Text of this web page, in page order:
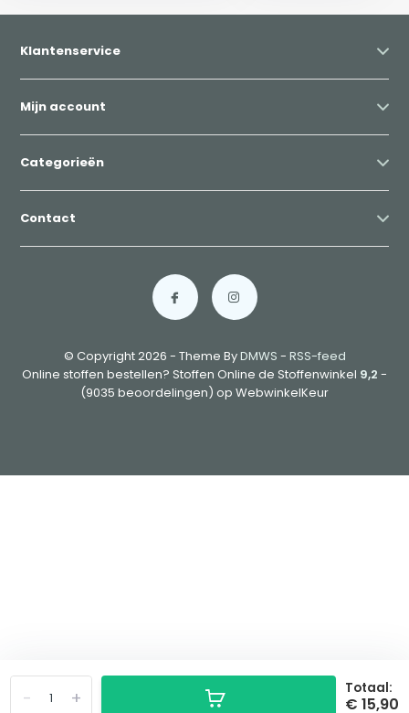
+
- Totaal:
€ 15,90
Klantenservice
Mijn account
Categorieën
Contact
© Copyright 2026 - Theme ByDMWS - RSS-feed
Online stoffen bestellen? Stoffen Online de Stoffenwinkel 9,2 -
(9035 beoordelingen) op WebwinkelKeur